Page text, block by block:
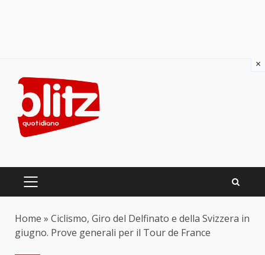
content
PRIMARY
Home » Ciclismo, Giro del Delfinato e della Svizzera in
giugno. Prove generali per il Tour de France
×